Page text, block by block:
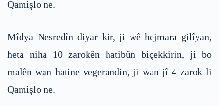
Qamişlo ne.
Mîdya Nesredîn diyar kir, ji wê hejmara gilîyan,
heta niha 10 zarokên hatibûn biçekkirin, ji bo
malên wan hatine vegerandin, ji wan jî 4 zarok li
Qamişlo ne.